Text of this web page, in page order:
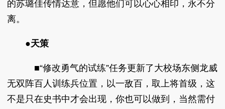
的苏璐佳传情达意，但愿他们可以心心相印，永不分
离。
●天策
■“修改勇气的试练”任务更新了大校场东侧龙威
无双阵百人训练兵位置，以一敌百，取上将首级，这
不是只在史书中才会出现，你也可以做到，当然需付